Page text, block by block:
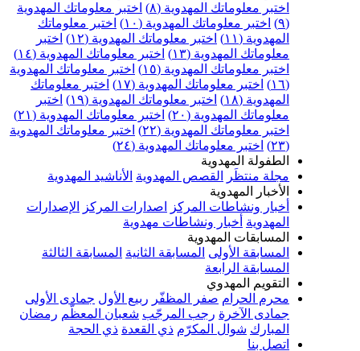
معلوماتك المهدوية (٨)
اختبر معلوماتك المهدوية
اختبر معلوماتك المهدوية (١٠)
اختبر معلوماتك
اختبر معلوماتك المهدوية (١٢)
اختبر
المهدوية (١٣)
اختبر معلوماتك المهدوية (١٤)
معلوماتك المهدوية (١٥)
اختبر معلوماتك المهدوية
اختبر معلوماتك المهدوية (١٧)
اختبر معلوماتك
اختبر معلوماتك المهدوية (١٩)
اختبر
المهدوية (٢٠)
اختبر معلوماتك المهدوية (٢١)
معلوماتك المهدوية (٢٢)
اختبر معلوماتك المهدوية
اختبر معلوماتك المهدوية (٢٤)
المهدوية
منتظَر
القصص المهدوية الأناشيد المهدوية
المهدوية
ونشاطات المركز اصدارات المركز الإصدارات
أخبار ونشاطات مهدوية
المهدوية
الأولى المسابقة الثانية المسابقة الثالثة
الرابعة
المهدوي
الحرام
صفر المظفّر ربيع الأول جمادى الأولى
رجب المرجّب شعبان المعظّم رمضان
شوال المكرّم ذي القعدة ذي الحجة